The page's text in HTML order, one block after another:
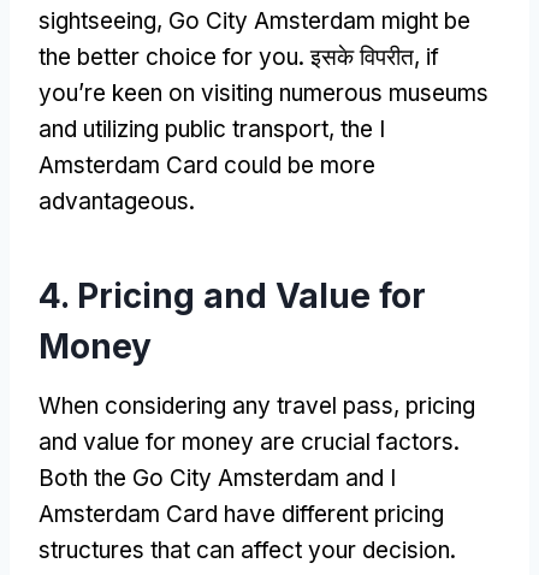
sightseeing, Go City Amsterdam might be
the better choice for you. इसके विपरीत, if
you’re keen on visiting numerous museums
and utilizing public transport, the I
Amsterdam Card could be more
advantageous.
4. Pricing and Value for
Money
When considering any travel pass, pricing
and value for money are crucial factors.
Both the Go City Amsterdam and I
Amsterdam Card have different pricing
structures that can affect your decision.